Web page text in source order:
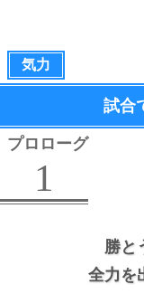
気力
試合
プロローグ
1
勝と
全力を